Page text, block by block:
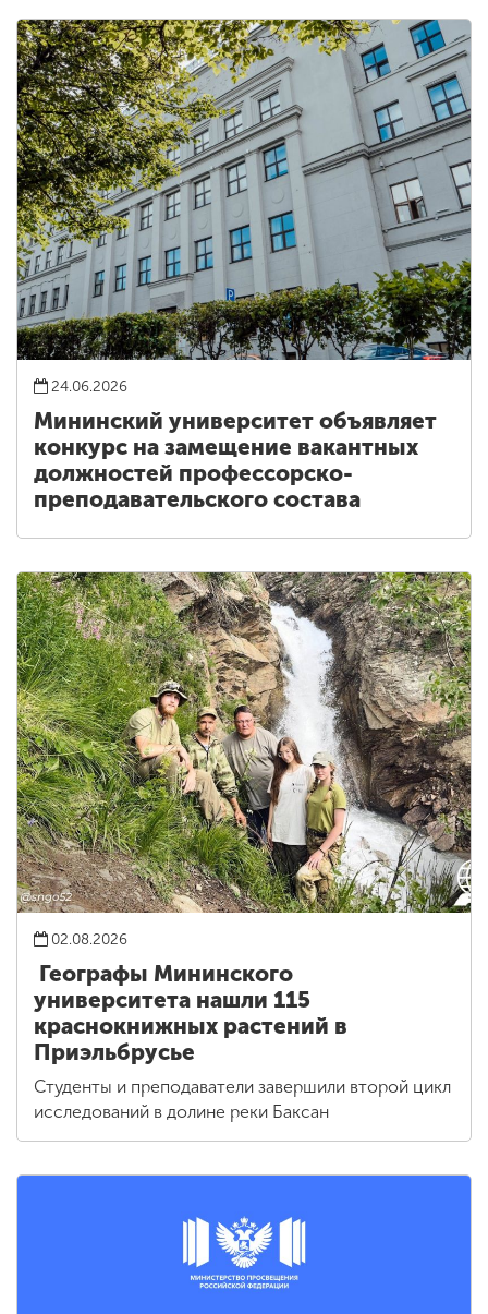
24.06.2026
Мининский университет объявляет
конкурс на замещение вакантных
должностей профессорско-
преподавательского состава
02.08.2026
Географы Мининского
университета нашли 115
краснокнижных растений в
Приэльбрусье
Студенты и преподаватели завершили второй цикл
исследований в долине реки Баксан